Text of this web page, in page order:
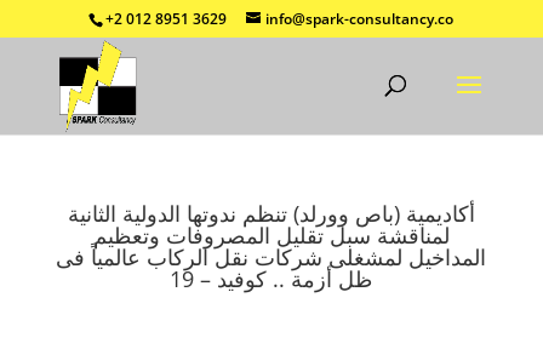
+2 012 8951 3629 info@spark-consultancy.co
أكاديمية (باص وورلد) تنظم ندوتها الدولية الثانية
لمناقشة سبل تقليل المصروفات وتعظيم
المداخيل لمشغلى شركات نقل الركاب عالمياً فى
ظل أزمة .. كوفيد – 19